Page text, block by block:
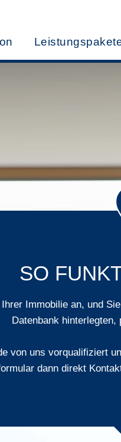
SO
Immobilie an, und
Datenbank
von uns vorqualifiziert
dann direkt